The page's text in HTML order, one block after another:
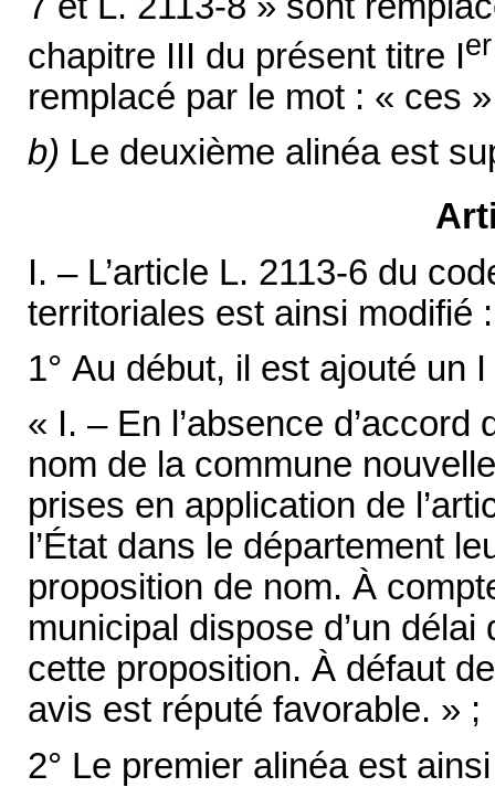
chapitre III du présent titre Ier
remplacé par le mot : « ces
b) Le deuxième alinéa est
I. – L’article L. 2113-6 du
territoriales est ainsi modifié :
1° Au début, il est ajouté un
« I. – En l’absence
nom de la commune
prises en application de
l’État dans le département
proposition de nom. À
municipal dispose d’un
cette proposition. À défaut
avis est réputé favorable. » ;
2° Le premier alinéa est